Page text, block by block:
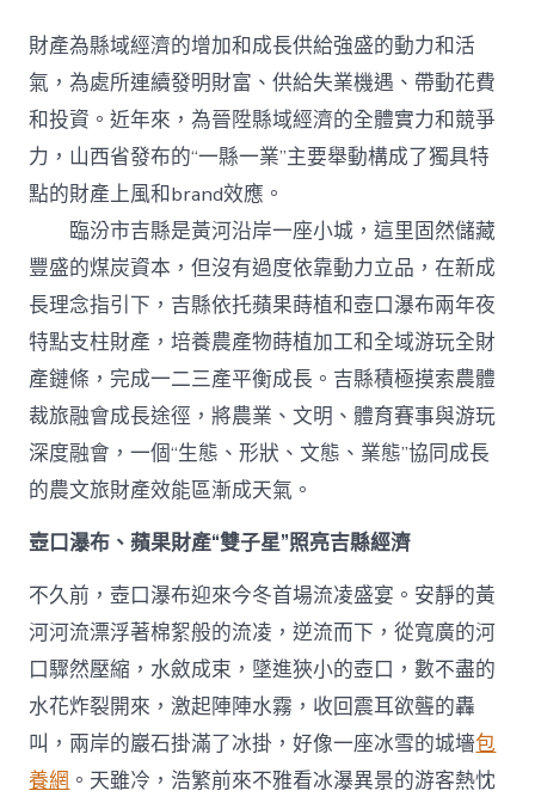
財
產
進
級
打
造
查
養
網
站
“農
體
裁
旅”
效
能
區
_
網〉
中
財產為縣域經濟的增加和成長供給強盛的動力和活
氣，為處所連續發明財富、供給失業機遇、帶動花費
和投資。近年來，為晉陞縣域經濟的全體實力和競爭
力，山西省發布的“一縣一業”主要舉動構成了獨具特
點的財產上風和brand效應。
臨汾市吉縣是黃河沿岸一座小城，這里固然儲藏
豐盛的煤炭資本，但沒有過度依靠動力立品，在新成
長理念指引下，吉縣依托蘋果蒔植和壺口瀑布兩年夜
特點支柱財產，培養農產物蒔植加工和全域游玩全財
產鏈條，完成一二三產平衡成長。吉縣積極摸索農體
裁旅融會成長途徑，將農業、文明、體育賽事與游玩
深度融會，一個“生態、形狀、文態、業態”協同成長
的農文旅財產效能區漸成天氣。
壺口瀑布、蘋果財產“雙子星”照亮吉縣經濟
不久前，壺口瀑布迎來今冬首場流凌盛宴。安靜的黃
河河流漂浮著棉絮般的流凌，逆流而下，從寬廣的河
口驟然壓縮，水斂成束，墜進狹小的壺口，數不盡的
水花炸裂開來，激起陣陣水霧，收回震耳欲聾的轟
叫，兩岸的巖石掛滿了冰掛，好像一座冰雪的城墻包
養網 。天雖冷，浩繁前來不雅看冰瀑異景的游客熱忱